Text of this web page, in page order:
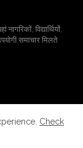
विद्यार्थियों,
समाचार मिलते
PolicyCheck